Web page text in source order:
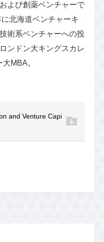
よび創薬ベンチャーで
北海道ベンチャーキ
術系ベンチャーへの投
ンドン大キングスカレ
MBA。
and Venture Capi